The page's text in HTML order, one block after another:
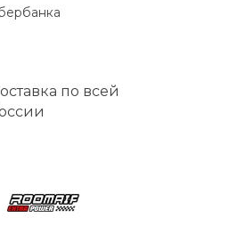
по всей